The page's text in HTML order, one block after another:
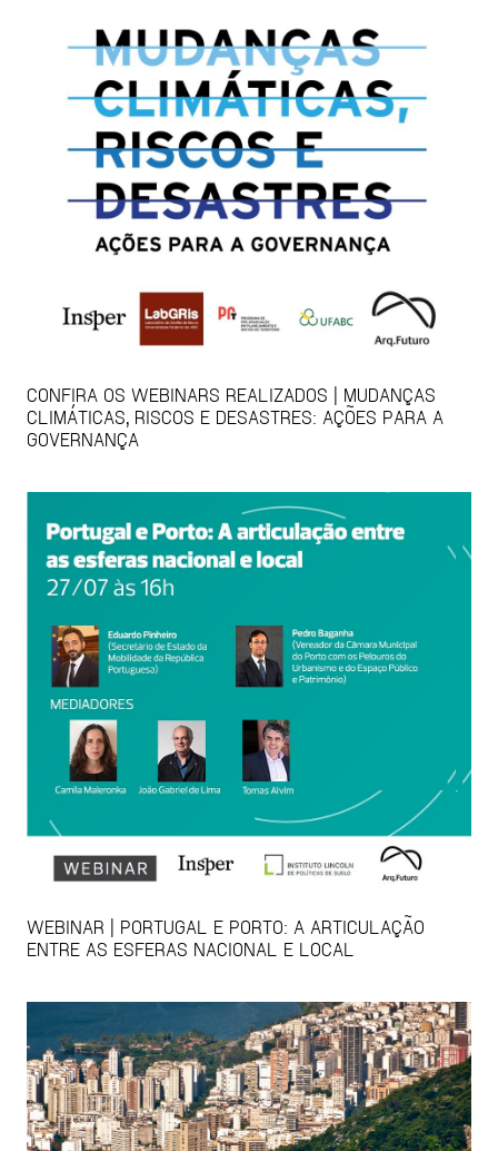
CONFIRA OS WEBINARS REALIZADOS | MUDANÇAS
CLIMÁTICAS, RISCOS E DESASTRES: AÇÕES PARA A
GOVERNANÇA
WEBINAR | PORTUGAL E PORTO: A ARTICULAÇÃO
ENTRE AS ESFERAS NACIONAL E LOCAL